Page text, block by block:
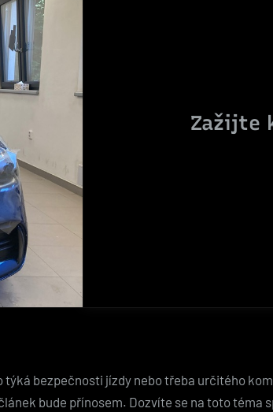
Zažijte
týká bezpečnosti jízdy nebo třeba určitého
bude přínosem. Dozvíte se na toto téma